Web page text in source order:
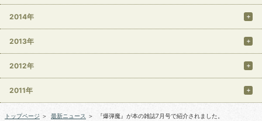
2014年
2013年
2012年
2011年
トップページ ＞ 最新ニュース ＞ 『爆弾魔』が本の雑誌7月号で紹介されました。